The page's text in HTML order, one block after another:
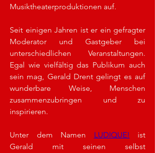
Musiktheaterproduktionen auf.
Seit einigen Jahren ist er ein gefragter
Moderator und Gastgeber bei
unterschiedlichen Veranstaltungen.
Egal wie vielfältig das Publikum auch
sein mag, Gerald Drent gelingt es auf
wunderbare Weise, Menschen
zusammenzubringen und zu
inspirieren.
Unter dem Namen LUDIQUE! ist
Gerald mit seinen selbst